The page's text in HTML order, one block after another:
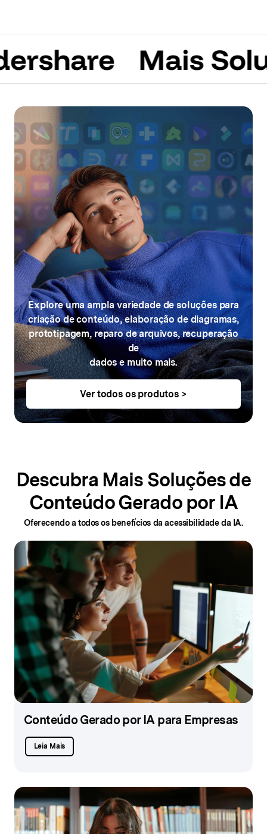
Mais
Explore uma ampla variedade de soluções para
criação de conteúdo,elaboração de diagramas,
prototipagem, reparo de arquivos, recuperação
de
dados e muito mais.
Ver todos os produtos >
Descubra Mais Soluções de
Conteúdo Gerado por IA
Oferecendo a todos os benefícios da acessibilidade da IA.
Conteúdo Gerado por IA para Empresas
Leia Mais